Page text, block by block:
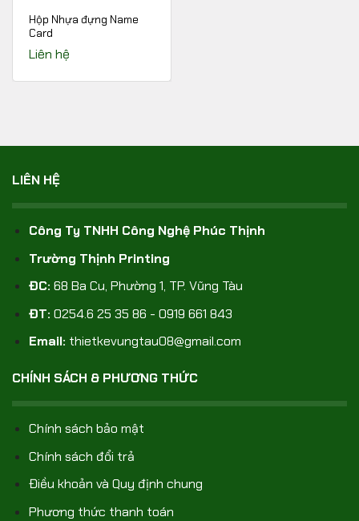
Hộp Nhựa đựng Name
Card
Liên hệ
LIÊN HỆ
Công Ty TNHH Công Nghệ Phúc Thịnh
Trường Thịnh Printing
ĐC: 68 Ba Cu, Phường 1, TP. Vũng Tàu
ĐT: 0254.6 25 35 86 - 0919 661 843
Email: thietkevungtau08@gmail.com
CHÍNH SÁCH & PHƯƠNG THỨC
Chính sách bảo mật
Chính sách đổi trả
Điều khoản và Quy định chung
Phương thức thanh toán